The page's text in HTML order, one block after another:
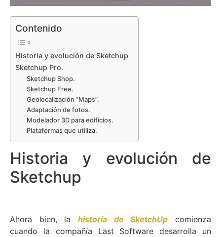
Contenido
Historia y evolución de Sketchup
Sketchup Pro.
Sketchup Shop.
Sketchup Free.
Geolocalización “Maps”.
Adaptación de fotos.
Modelador 3D para edificios.
Plataformas que utiliza.
Historia y evolución de
Sketchup
Ahora bien, la historia de SketchUp
comienza
cuando la compañía Last Software desarrolla un